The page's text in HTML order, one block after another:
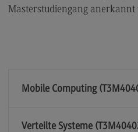
Masterstudiengang
Mobile Computing
Verteilte Systeme